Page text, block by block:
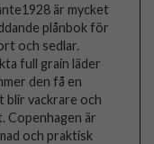
är mycket
plånbok för
och sedlar.
full grain läder
den få en
blir vackrare och
Copenhagen är
och praktisk